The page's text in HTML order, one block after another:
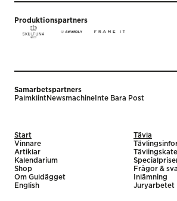
Produktionspartners
Samarbetspartners
PalmklintNewsmachine Inte Bara Post
Start
Vinnare
Artiklar
Kalendarium
Shop
Om Guldägget
English
Tävla
Frågor &
Inlämning
Juryarbetet